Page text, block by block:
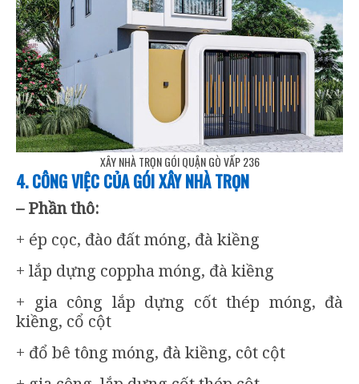
XÂY NHÀ TRỌN GÓI QUẬN GÒ VẤP 236
4. CÔNG VIỆC CỦA GÓI XÂY NHÀ TRỌN
– Phần thô:
+ ép cọc, đào đất móng, đà kiềng
+ lắp dựng coppha móng, đà kiềng
+ gia công lắp dựng cốt thép móng, đà
kiềng, cổ cột
+ đổ bê tông móng, đà kiềng, côt cột